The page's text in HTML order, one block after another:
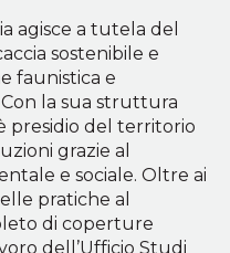
agisce a tutela del
sostenibile e
faunistica e
la sua struttura
presidio del territorio
grazie al
e sociale. Oltre ai
pratiche al
di coperture
dell’Ufficio Studi